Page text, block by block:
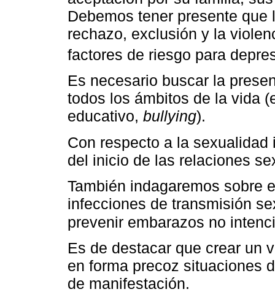
Debemos tener presente
rechazo, exclusión y la
factores de riesgo para
Es necesario buscar la
todos los ámbitos de la vida
educativo, bullying).
Con respecto a la
del inicio de las relaciones
También indagaremos sobre
infecciones de transmisión
prevenir embarazos no
Es de destacar que crear un
en forma precoz situaciones
de manifestación.